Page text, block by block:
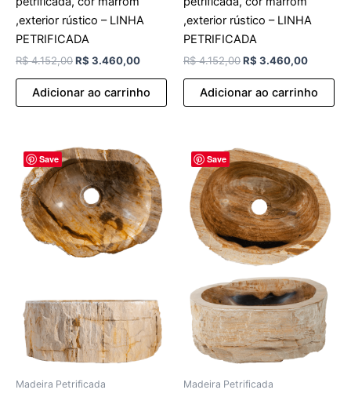
,exterior rústico – LINHA
PETRIFICADA
R$4.152,00R$ 3.460,00
Adicionar ao carrinho
,exterior rústico – LINHA
PETRIFICADA
R$4.152,00R$ 3.460,00
Adicionar ao carrinho
Save
Madeira Petrificada
O
preço
original
era:
R$ 4.152,00.
preço
atual
é:
R$ 3.460,00.
Save
Madeira Petrificada
O
preço
original
era:
R$ 4.152,00.
atual
é:
R$